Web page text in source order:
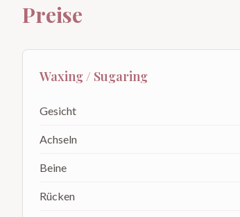
Preise
Waxing / Sugaring
Gesicht
Achseln
Beine
Rücken